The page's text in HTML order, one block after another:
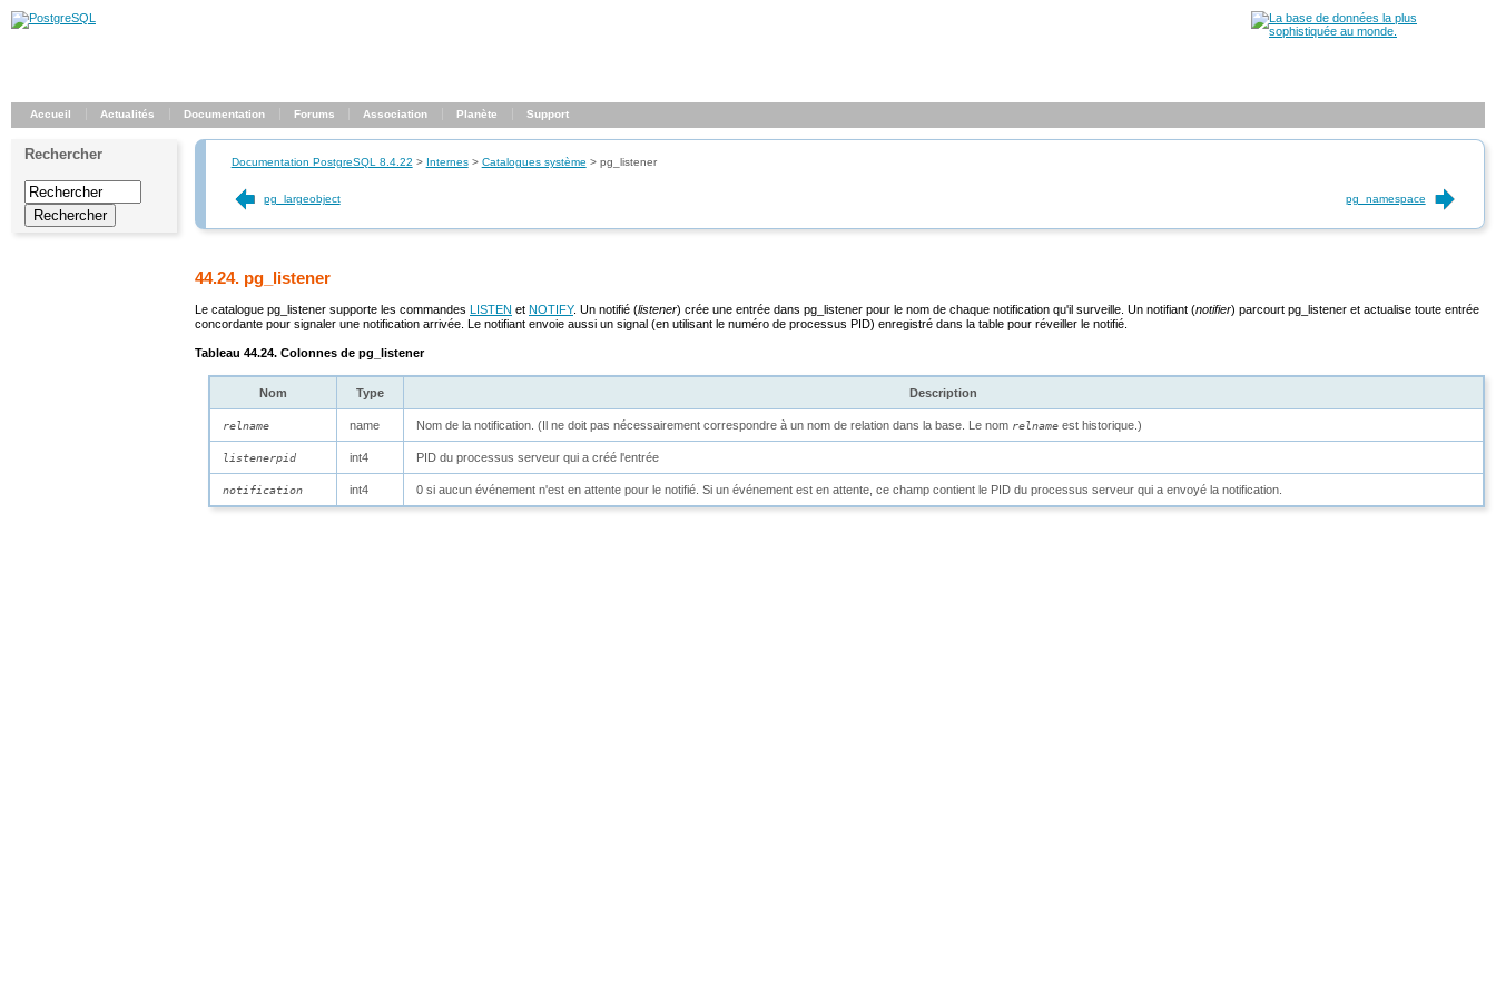
Accueil Actualités Documentation Forums Association Planète Support
Rechercher Documentation PostgreSQL 8.4.22 > Internes> Catalogues système > pg_listener
pg_largeobject pg_namespace
44.24. pg_listener
Le catalogue pg_listener supporte les commandes LISTEN et NOTIFY. Un notifié (listener) crée une entrée dans pg_listener pour le nom de chaque notification qu'il surveille. Un notifiant (notifier) parcourt pg_listener et actualise toute entrée
concordante pour signaler une notification arrivée. Le notifiant envoie aussi un signal (en utilisant le numéro de processus PID) enregistré dans la table pour réveiller le notifié.
Tableau 44.24. Colonnes de pg_listener
Nom Type Description
relname name Nom de la notification. (Il ne doit pas nécessairement correspondre à un nom de relation dans la base. Le nom relnameest historique.)
listenerpid int4 PID du processus serveur qui a créé l'entrée
notification int4 0 si aucun événement n'est en attente pour le notifié. Si un événement est en attente, ce champ contient le PID du processus serveur qui a envoyé la notification.